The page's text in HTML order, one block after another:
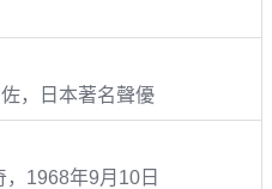
，日本著名聲優
1968年9月10日